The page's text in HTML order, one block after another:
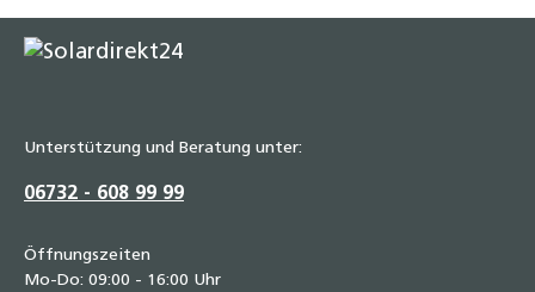
Unterstützung und Beratung unter:
06732 - 608 99 99
Öffnungszeiten
Mo-Do: 09:00 - 16:00 Uhr